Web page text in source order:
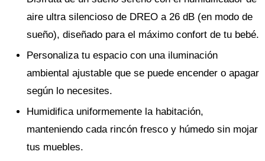
aire ultra silencioso de DREO a 26 dB (en modo de
sueño), diseñado para el máximo confort de tu bebé.
Personaliza tu espacio con una iluminación
ambiental ajustable que se puede encender o apagar
según lo necesites.
Humidifica uniformemente la habitación,
manteniendo cada rincón fresco y húmedo sin mojar
tus muebles.